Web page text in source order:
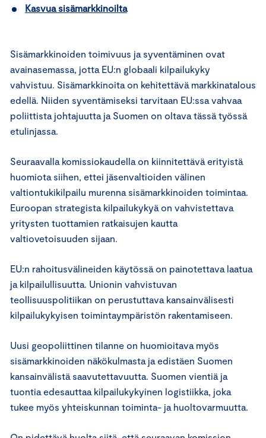
Kasvua sisämarkkinoilta
Sisämarkkinoiden toimivuus ja syventäminen ovat
avainasemassa, jotta EU:n globaali kilpailukyky
vahvistuu. Sisämarkkinoita on kehitettävä markkinatalous
edellä. Niiden syventämiseksi tarvitaan EU:ssa vahvaa
poliittista johtajuutta ja Suomen on oltava tässä työssä
etulinjassa.
Seuraavalla komissiokaudella on kiinnitettävä erityistä
huomiota siihen, ettei jäsenvaltioiden välinen
valtiontukikilpailu murenna sisämarkkinoiden toimintaa.
Euroopan strategista kilpailukykyä on vahvistettava
yritysten tuottamien ratkaisujen kautta
valtiovetoisuuden sijaan.
EU:n rahoitusvälineiden käytössä on painotettava laatua
ja kilpailullisuutta. Unionin vahvistuvan
teollisuuspolitiikan on perustuttava kansainvälisesti
kilpailukykyisen toimintaympäristön rakentamiseen.
Uusi geopoliittinen tilanne on huomioitava myös
sisämarkkinoiden näkökulmasta ja edistäen Suomen
kansainvälistä saavutettavuutta. Suomen vientiä ja
tuontia edesauttaa kilpailukykyinen logistiikka, joka
tukee myös yhteiskunnan toiminta- ja huoltovarmuutta.